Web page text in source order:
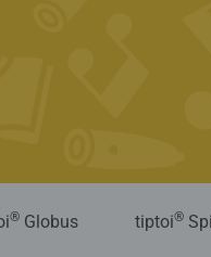
® Globus tiptoi®